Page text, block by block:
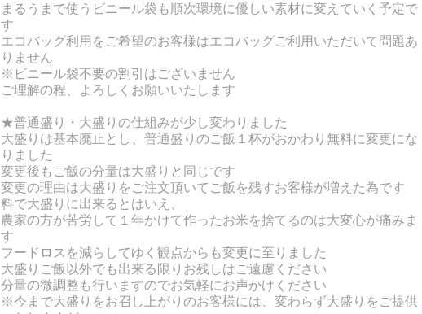
まるうまで使うビニール袋も順次環境に優しい素材に変えていく予定で
す
エコバッグ利用をご希望のお客様はエコバッグご利用いただいて問題あ
りません
※ビニール袋不要の割引はございません
ご理解の程、よろしくお願いいたします
★普通盛り・大盛りの仕組みが少し変わりました
大盛りは基本廃止とし、普通盛りのご飯１杯がおかわり無料に変更にな
りました
変更後もご飯の分量は大盛りと同じです
変更の理由は大盛りをご注文頂いてご飯を残すお客様が増えた為です
料で大盛りに出来るとはいえ、
農家の方が苦労して１年かけて作ったお米を捨てるのは大変心が痛みま
す
フードロスを減らしてゆく観点からも変更に至りました
大盛りご飯以外でも出来る限りお残しはご遠慮ください
分量の微調整も行いますのでお気軽にお声かけください
※今まで大盛りをお召し上がりのお客様には、変わらず大盛りをご提供